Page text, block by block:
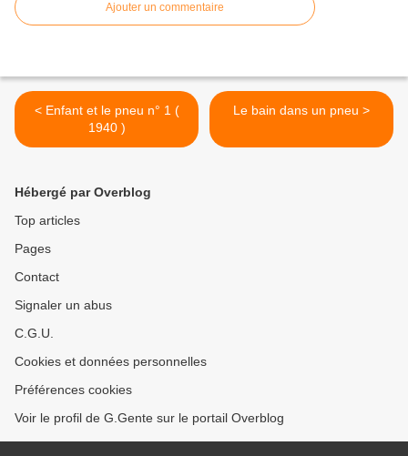
Ajouter un commentaire
< Enfant et le pneu n° 1 (
1940 )
Le bain dans un pneu >
Hébergé par Overblog
Top articles
Pages
Contact
Signaler un abus
C.G.U.
Cookies et données personnelles
Préférences cookies
Voir le profil de G.Gente sur le portail Overblog